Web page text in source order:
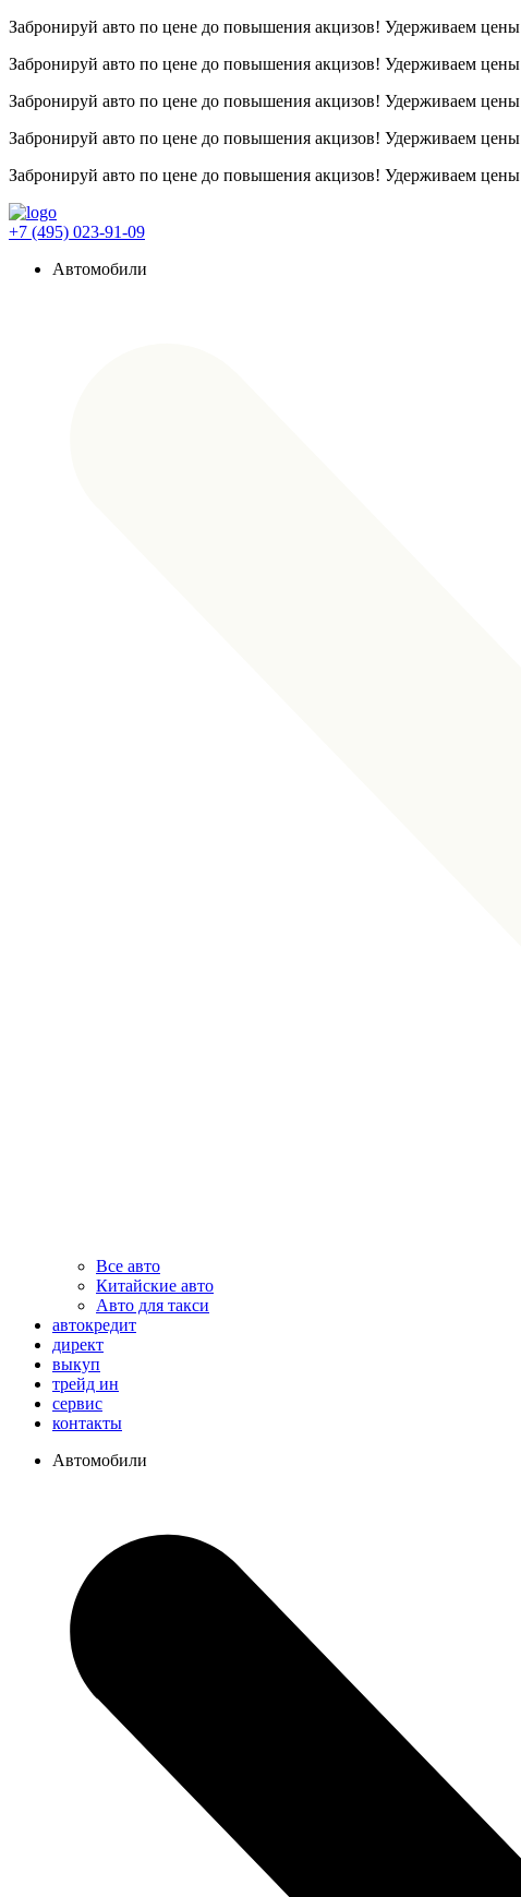
Забронируй авто по цене до повышения акцизов! Удерживаем цены
Забронируй авто по цене до повышения акцизов! Удерживаем цены
Забронируй авто по цене до повышения акцизов! Удерживаем цены
Забронируй авто по цене до повышения акцизов! Удерживаем цены
Забронируй авто по цене до повышения акцизов! Удерживаем цены
+7 (495) 023-91-09
Автомобили
Все авто
Китайские авто
Авто для такси
автокредит
директ
выкуп
трейд ин
сервис
контакты
Автомобили